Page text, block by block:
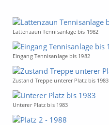
Lattenzaun Tennisanlage bis 1982
Eingang Tennisanlage bis 1982
Zustand Treppe unterer Platz bis 1983
Unterer Platz bis 1983